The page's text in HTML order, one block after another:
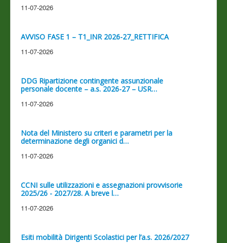
11-07-2026
AVVISO FASE 1 – T1_INR 2026-27_RETTIFICA
11-07-2026
DDG Ripartizione contingente assunzionale
personale docente – a.s. 2026-27 – USR…
11-07-2026
Nota del Ministero su criteri e parametri per la
determinazione degli organici d…
11-07-2026
CCNI sulle utilizzazioni e assegnazioni provvisorie
2025/26 - 2027/28. A breve l…
11-07-2026
Esiti mobilità Dirigenti Scolastici per l’a.s. 2026/2027